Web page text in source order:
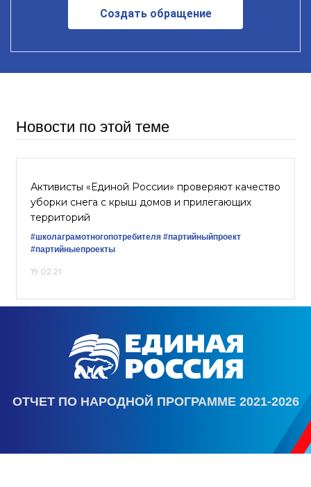
Создать обращение
Новости по этой теме
Активисты «Единой России» проверяют качество
уборки снега с крыш домов и прилегающих
территорий
#школаграмотногопотребителя #партийныйпроект
#партийныепроекты
19.02.21
ОТЧЕТ ПО НАРОДНОЙ ПРОГРАММЕ 2021-2026